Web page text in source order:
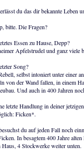
du das dir bekannte Leben
bitte. Die Fragen?
Essen zu Hause, Depp?
Apfelstrudel und ganz viele
Song?
selbst intoniert unter einer
von der Wand fallen, in einem
Und auch in 400 Jahren
letzte Handlung in deiner
Ficken*.
du auf jeden Fall noch
In besagtem 400 Jahre
Haus, 4 Stockwerke weiter unten.